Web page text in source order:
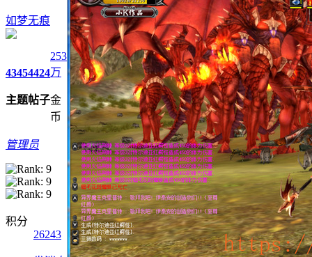
如梦无痕
4345
主题
4424
帖子
253
万
金
币
管理员
积分
26243